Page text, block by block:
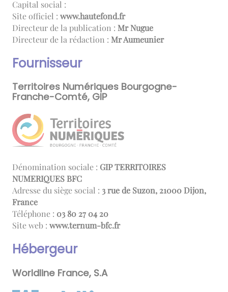
Capital social :
Site officiel : www.hautefond.fr
Directeur de la publication : Mr Nugue
Directeur de la rédaction : Mr Aumeunier
Fournisseur
Territoires Numériques Bourgogne-
Franche-Comté, GIP
Dénomination sociale : GIP TERRITOIRES
NUMERIQUES BFC
Adresse du siège social : 3 rue de Suzon, 21000 Dijon,
France
Téléphone : 02 40 72 08 30
Site web : www.ternum-bfc.fr
Hébergeur
Worldline France, S.A